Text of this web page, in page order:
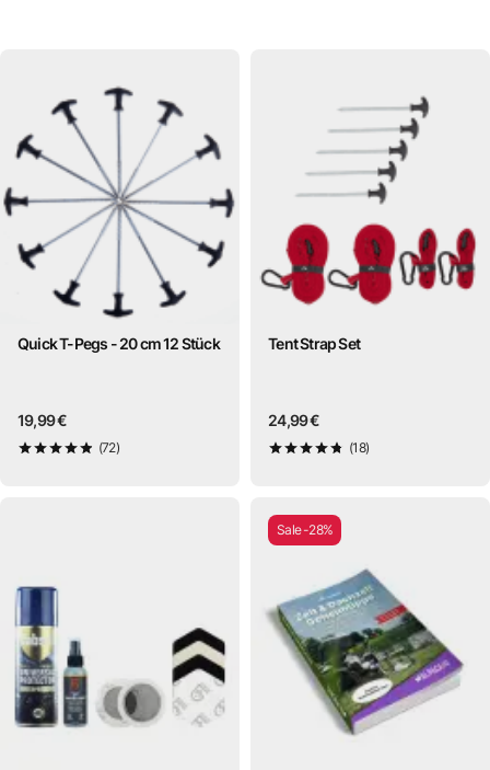
Quick T-Pegs - 20 cm 12 Stück
19,99 €
4,9von 5
(72)
Tent Strap Set
24,99 €
4,8von 5
(18)
Sale -28%